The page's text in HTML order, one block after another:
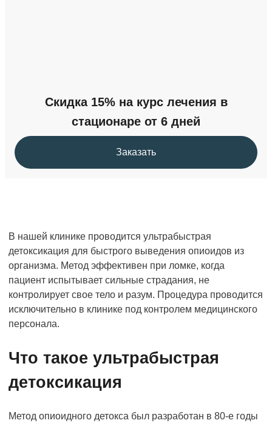
Скидка 15% на курс лечения в
стационаре от 6 дней
Заказать
В нашей клинике проводится ультрабыстрая
детоксикация для быстрого выведения опиоидов из
организма. Метод эффективен при ломке, когда
пациент испытывает сильные страдания, не
контролирует свое тело и разум. Процедура проводится
исключительно в клинике под контролем медицинского
персонала.
Что такое ультрабыстрая
детоксикация
Метод опиоидного детокса был разработан в 80-е годы